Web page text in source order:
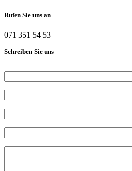
Rufen Sie uns an
071 351 54 53
Schreiben Sie uns